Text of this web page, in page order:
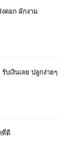
งดอก ผักงาม
บเงินเลย ปลูกง่ายๆ
ที่ดี